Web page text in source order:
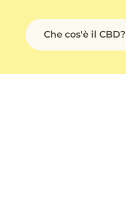
Che cos'è il CBD?